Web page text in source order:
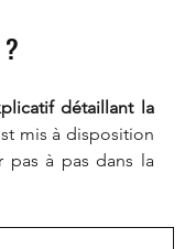
détaillant la
mis à disposition
pas à pas dans la